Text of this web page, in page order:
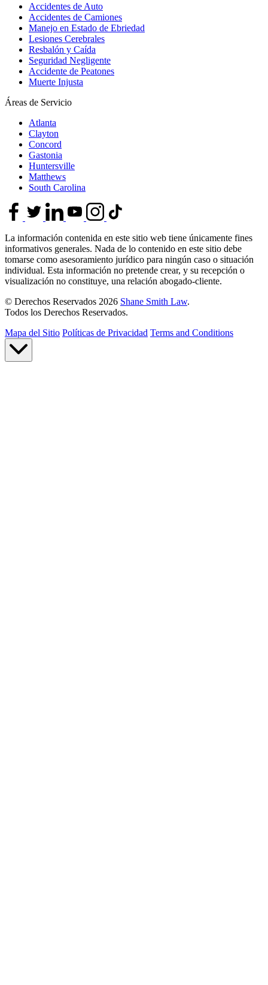
Accidentes de Auto
Accidentes de Camiones
Manejo en Estado de Ebriedad
Lesiones Cerebrales
Resbalón y Caída
Seguridad Negligente
Accidente de Peatones
Muerte Injusta
Áreas de Servicio
Atlanta
Clayton
Concord
Gastonia
Huntersville
Matthews
South Carolina
La información contenida en este sitio web tiene únicamente fines
informativos generales. Nada de lo contenido en este sitio debe
tomarse como asesoramiento jurídico para ningún caso o situación
individual. Esta información no pretende crear, y su recepción o
visualización no constituye, una relación abogado-cliente.
© Derechos Reservados 2026 Shane Smith Law.
Todos los Derechos Reservados.
Mapa del Sitio Políticas de Privacidad Terms and Conditions